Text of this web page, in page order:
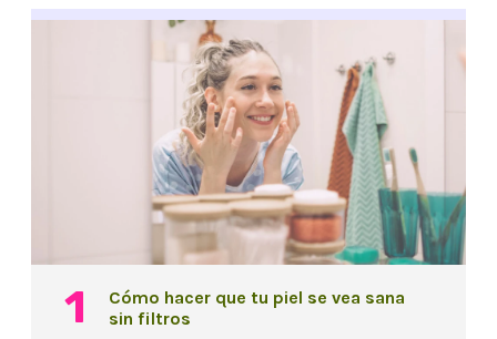
Cómo hacer que tu piel se vea sana
sin filtros